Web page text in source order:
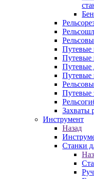
Путевые
Путевые
Путевые
Путевые
Путевые
Захваты
Инструмент
Назад
Станки